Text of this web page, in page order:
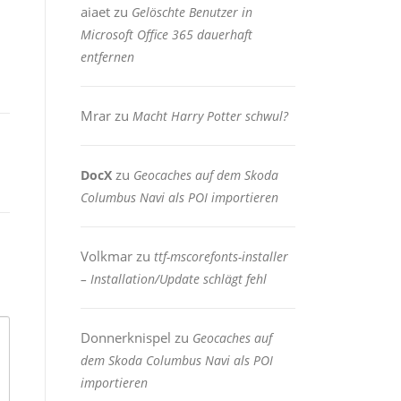
aiaet zu Gelöschte Benutzer in
Microsoft Office 365 dauerhaft
entfernen
Mrar zu Macht Harry Potter schwul?
DocX zu Geocaches auf dem Skoda
Columbus Navi als POI importieren
Volkmar zu ttf-mscorefonts-installer
– Installation/Update schlägt fehl
Donnerknispel zu Geocaches auf
dem Skoda Columbus Navi als POI
importieren